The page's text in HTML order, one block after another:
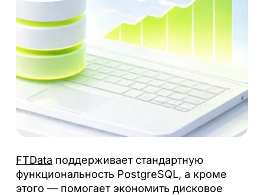
FTData поддерживает стандартную
функциональность PostgreSQL, а кроме
этого — помогает экономить дисковое